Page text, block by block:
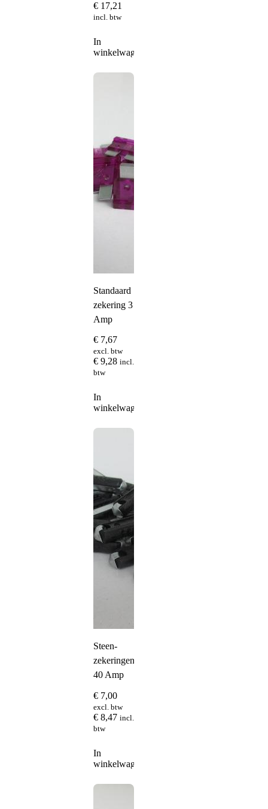
€ 17,21
incl. btw
In
winkelwagen
Standaard
zekering 3
Amp
€ 7,67
excl. btw
€ 9,28 incl.
btw
In
winkelwagen
Steen-
zekeringen
40 Amp
€ 7,00
excl. btw
€ 8,47 incl.
btw
In
winkelwagen